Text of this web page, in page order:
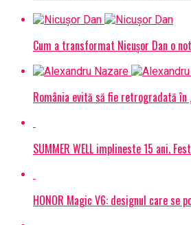
Cum a transformat Nicușor Dan o
România evită să fie retrogradată în
SUMMER WELL implineste 15 ani.
HONOR Magic V6: designul care se